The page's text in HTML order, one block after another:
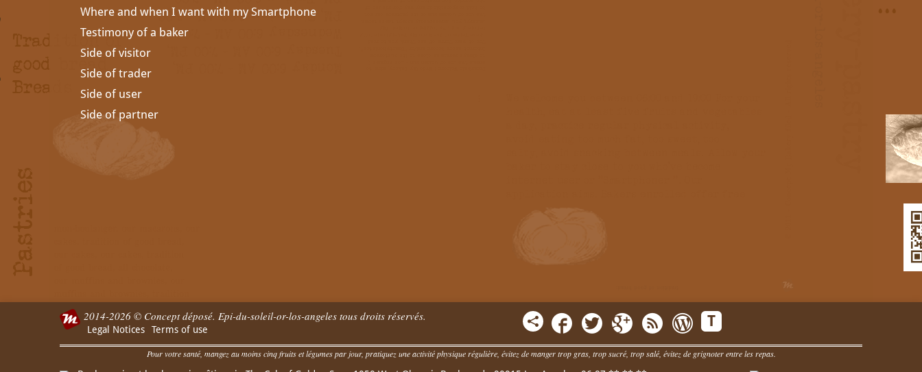
Where and when I want with my Smartphone
Testimony of a baker
Side of visitor
Side of trader
Side of user
Side of partner
2014-2026 © Concept déposé. Epi-du-soleil-or-los-angeles tous droits réservés.
Legal Notices Terms of use
T
Pour votre santé, mangez au moins cinq fruits et légumes par jour, pratiquez une activité physique régulière, évitez de manger trop gras, trop sucré, trop salé, évitez de grignoter entre les repas.